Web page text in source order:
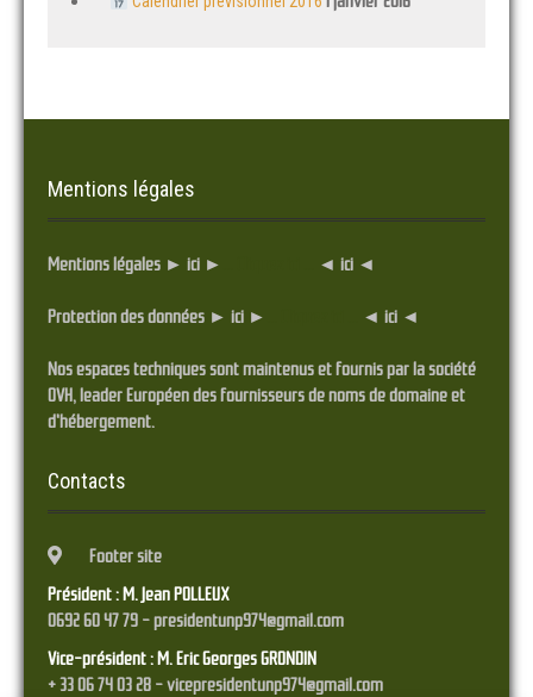
Mentions légales
Mentions légales ► ici ► ◄ ici ◄
Protection des données ► ici ► ◄ ici ◄
Nos espaces techniques sont maintenus et fournis par la société
OVH, leader Européen des fournisseurs de noms de domaine et
d'hébergement.
Contacts
Footer site
Président : M. Jean POLLEUX
0692 60 47 79 - presidentunp974@gmail.com
Vice-président : M. Eric Georges GRONDIN
+ 33 06 74 03 28 - vicepresidentunp974@gmail.com